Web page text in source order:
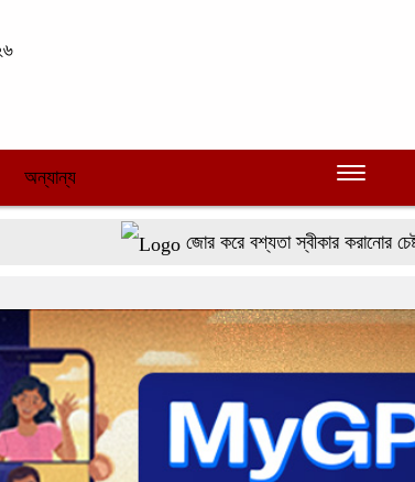
অন্যান্য
জোর করে বশ্যতা স্বীকার করানোর চেষ্টা প্রতিহত